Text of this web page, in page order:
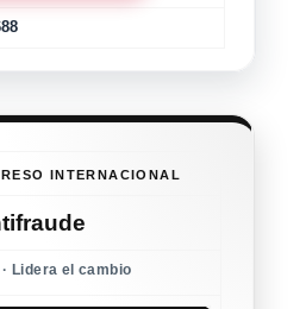
INTERNACIONAL
Lidera el cambio